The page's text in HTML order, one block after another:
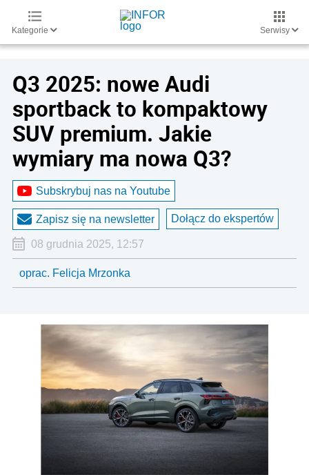
Kategorie Serwisy
Q3 2025: nowe Audi
sportback to kompaktowy
SUV premium. Jakie
wymiary ma nowa Q3?
Subskrybuj nas na Youtube
Zapisz się na newsletter Dołącz do ekspertów
08 grudnia 2025, 12:57
oprac. Felicja Mrzonka